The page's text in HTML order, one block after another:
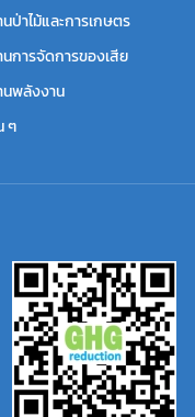
ป่าไม้และการเกษตร
นการจัดการของเสีย
นพลังงาน
ๆ